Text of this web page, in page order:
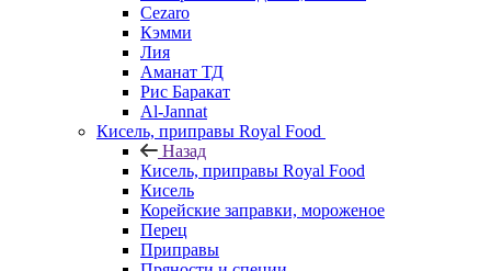
Cezaro
Кэмми
Лия
Аманат ТД
Рис Баракат
Al-Jannat
Кисель, приправы Royal Food
Назад
Кисель, приправы Royal Food
Кисель
Корейские заправки, мороженое
Перец
Приправы